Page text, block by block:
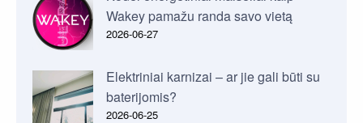
Wakey pamažu randa savo vietą
2026-06-27
Elektriniai karnizai – ar jie gali būti su
baterijomis?
2026-06-25